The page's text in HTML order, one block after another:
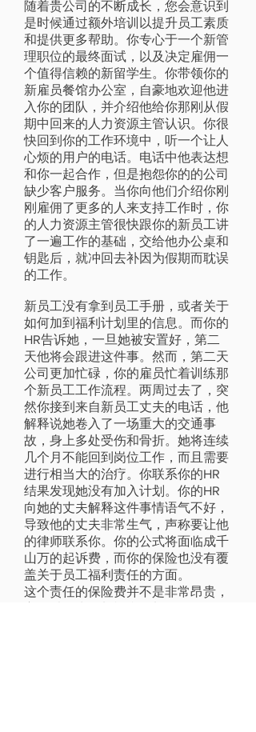
随着贵公司的不断成长，您会意识到
是时候通过额外培训以提升员工素质
和提供更多帮助。你专心于一个新管
理职位的最终面试，以及决定雇佣一
个值得信赖的新留学生。你带领你的
新雇员餐馆办公室，自豪地欢迎他进
入你的团队，并介绍他给你那刚从假
期中回来的人力资源主管认识。你很
快回到你的工作环境中，听一个让人
心烦的用户的电话。电话中他表达想
和你一起合作，但是抱怨你的的公司
缺少客户服务。当你向他们介绍你刚
刚雇佣了更多的人来支持工作时，你
的人力资源主管很快跟你的新员工讲
了一遍工作的基础，交给他办公桌和
钥匙后，就冲回去补因为假期而耽误
的工作。
新员工没有拿到员工手册，或者关于
如何加到福利计划里的信息。而你的
HR告诉她，一旦她被安置好，第二
天他将会跟进这件事。然而，第二天
公司更加忙碌，你的雇员忙着训练那
个新员工工作流程。两周过去了，突
然你接到来自新员工丈夫的电话，他
解释说她卷入了一场重大的交通事
故，身上多处受伤和骨折。她将连续
几个月不能回到岗位工作，而且需要
进行相当大的治疗。你联系你的HR
结果发现她没有加入计划。你的HR
向她的丈夫解释这件事情语气不好，
导致他的丈夫非常生气，声称要让他
的律师联系你。你的公式将面临成千
山万的起诉费，而你的保险也没有覆
盖关于员工福利责任的方面。
这个责任的保险费并不是非常昂贵，